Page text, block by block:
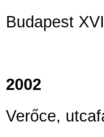
Budapest
2002
Verőce,